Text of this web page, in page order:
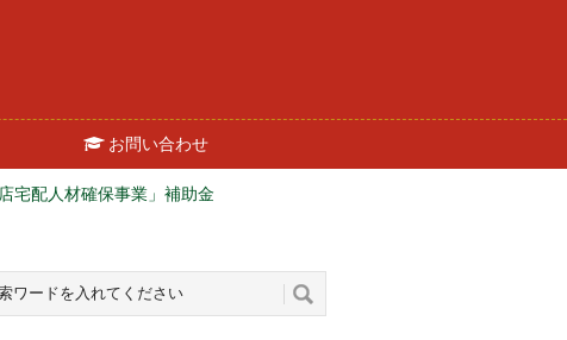
お問い合わせ
宅配人材確保事業」補助金